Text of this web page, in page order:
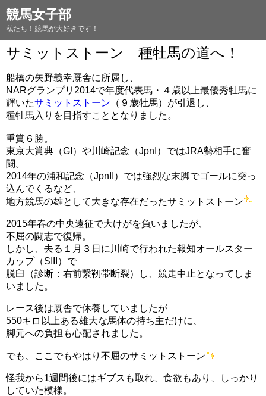
競馬女子部
私たち！競馬が大好きです！
サミットストーン 種牡馬の道へ！
船橋の矢野義幸厩舎に所属し、
NARグランプリ2014で年度代表馬・４歳以上最優秀牡馬に
輝いたサミットストーン （９歳牡馬）が引退し、
種牡馬入りを目指すこととなりました。
重賞６勝。
東京大賞典（GI）や川崎記念（JpnI）ではJRA勢相手に奮
闘。
2014年の浦和記念（JpnII）では強烈な末脚でゴールに突っ
込んでくるなど、
地方競馬の雄として大きな存在だったサミットストーン
2015年春の中央遠征で大けがを負いましたが、
不屈の闘志で復帰。
しかし、去る１月３日に川崎で行われた報知オールスター
カップ（SIII）で
脱臼（診断：右前繋靭帯断裂）し、競走中止となってしま
いました。
レース後は厩舎で休養していましたが
550キロ以上ある雄大な馬体の持ち主だけに、
脚元への負担も心配されました。
でも、ここでもやはり不屈のサミットストーン
怪我から1週間後にはギブスも取れ、食欲もあり、しっかり
していた模様。